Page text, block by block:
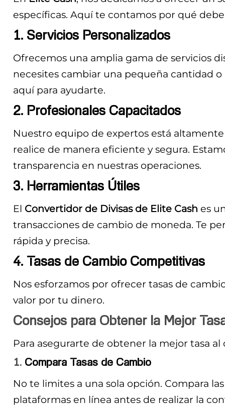
específicas. Aquí te contamos por qué
1. Servicios Personalizados
Ofrecemos una amplia gama de servicios
necesites cambiar una pequeña cantidad
aquí para ayudarte.
2. Profesionales Capacitados
Nuestro equipo de expertos está
realice de manera eficiente y segura.
transparencia en nuestras operaciones.
3. Herramientas Útiles
El Convertidor de Divisas de Elite Cash es
transacciones de cambio de moneda. Te
rápida y precisa.
4. Tasas de Cambio Competitivas
Nos esforzamos por ofrecer tasas de
valor por tu dinero.
Consejos para Obtener la Mejor
Para asegurarte de obtener la mejor tasa al
1. Compara Tasas de Cambio
No te limites a una sola opción. Compara
plataformas en línea antes de realizar la